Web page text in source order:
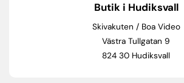
Butik i Hudiksvall
Skivakuten / Boa Video
Västra Tullgatan 9
824 30 Hudiksvall